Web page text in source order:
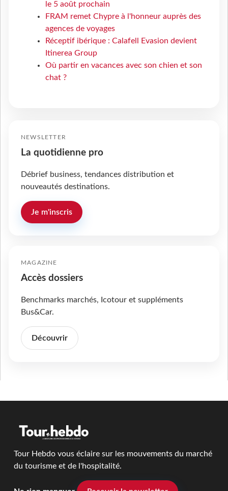
le 5 août prochain
FRAM remet Chypre à l'honneur auprès des
agences de voyages
Réceptif ibérique : Calafell Evasion devient
Itinerea Group
Où partir en vacances avec son chien et son
chat ?
NEWSLETTER
La quotidienne pro
Débrief business, tendances distribution et
nouveautés destinations.
Je m'inscris
MAGAZINE
Accès dossiers
Benchmarks marchés, Icotour et suppléments
Bus&Car.
Découvrir
Tour Hebdo vous éclaire sur les mouvements du marché
du tourisme et de l'hospitalité.